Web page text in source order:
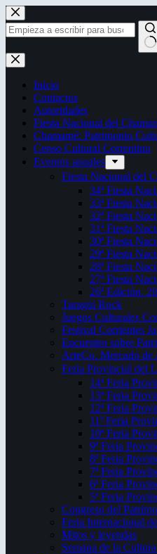
Saltar
al
contenido
Sin
resultados
Inicio
Contactos
Autoridades
Fiesta Nacional del
Chamamé: Patrimonio
Censo Cultural Correntino
Eventos anuales
Fiesta Nacional del
34ª Fiesta
33ª Fiesta
32ª Fiesta
31ª Fiesta
30ª Fiesta
29ª Fiesta
28ª Fiesta
27ª Fiesta
26ª Edición.
Taragüi Rock
Juegos Culturales
Festival Corrientes
Encuentro sobre
ArteCo. Mercado de
Feria Provincial del
14ª Feria
13ª Feria
12ª Feria
11ª Feria
10ª Feria
9ª Feria
8ª Feria
7ª Feria
6ª Feria
5ª Feria
Congreso del
Feria Internacional
Mitos y leyendas
Semana de la